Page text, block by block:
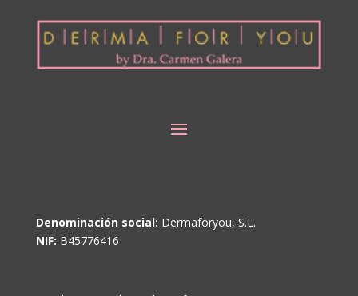
Denominación social: Dermaforyou, S.L.
NIF: B45776416